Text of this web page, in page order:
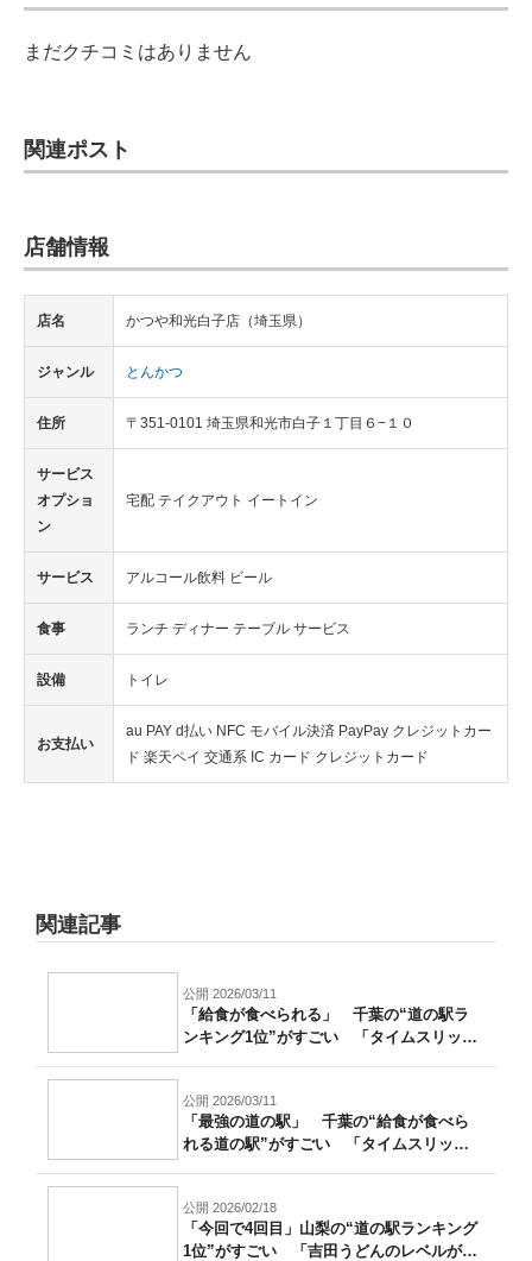
ちょっと気になるネットの話題
まだクチコミはありません
関連ポスト
店舗情報
店名 かつや和光白子店（埼玉県）
ジャンル とんかつ
住所 〒351-0101 埼玉県和光市白子１丁目６−１０
サービス
オプショ
ン
宅配 テイクアウト イートイン
サービス アルコール飲料 ビール
食事 ランチ ディナー テーブル サービス
設備 トイレ
お支払い
au PAY d払い NFC モバイル決済 PayPay クレジットカー
ド 楽天ペイ 交通系 IC カード クレジットカード
関連記事
公開 2026/03/11
「給食が食べられる」 千葉の“道の駅ラ
ンキング1位”がすごい 「タイムスリップ
公開 2026/03/11
「最強の道の駅」 千葉の“給食が食べら
れる道の駅”がすごい 「タイムスリップ
公開 2026/02/18
「今回で4回目」山梨の“道の駅ランキング
1位”がすごい 「吉田うどんのレベルが